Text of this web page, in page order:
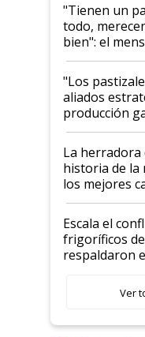
"Tienen un
todo,
bien": el
ganadera
para el agro
foco en la
"Los
aliados
producción
la iniciativa
La herradora
historia de la
los mejores
Argentina y
todavía
animales:
haciendo
Escala el
frigoríficos
respaldaron
Ver